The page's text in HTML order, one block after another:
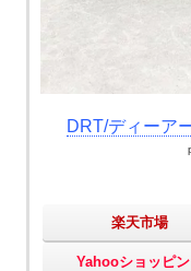
DRT/ディーア
楽天市場
Yahooショッピ